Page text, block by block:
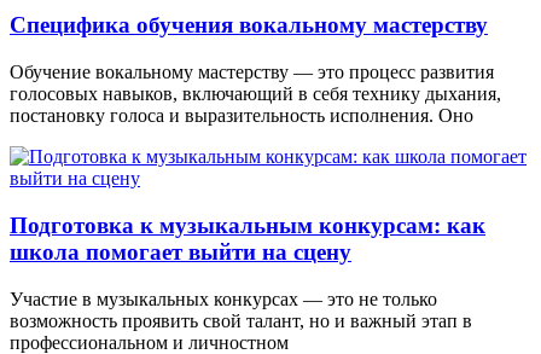
Специфика обучения вокальному мастерству
Обучение вокальному мастерству — это процесс развития
голосовых навыков, включающий в себя технику дыхания,
постановку голоса и выразительность исполнения. Оно
Подготовка к музыкальным конкурсам: как
школа помогает выйти на сцену
Участие в музыкальных конкурсах — это не только
возможность проявить свой талант, но и важный этап в
профессиональном и личностном